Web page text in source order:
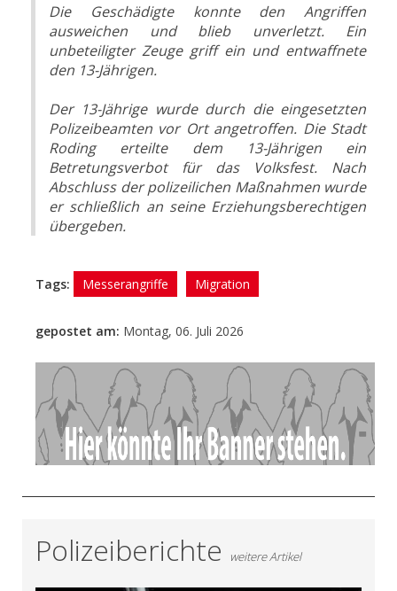
Die Geschädigte konnte den Angriffen
ausweichen und blieb unverletzt. Ein
unbeteiligter Zeuge griff ein und entwaffnete
den 13-Jährigen.
Der 13-Jährige wurde durch die eingesetzten
Polizeibeamten vor Ort angetroffen. Die Stadt
Roding erteilte dem 13-Jährigen ein
Betretungsverbot für das Volksfest. Nach
Abschluss der polizeilichen Maßnahmen wurde
er schließlich an seine Erziehungsberechtigen
übergeben.
Tags: Messerangriffe Migration
gepostet am: Montag, 06. Juli 2026
- Anzeige -
Polizeiberichte weitere Artikel